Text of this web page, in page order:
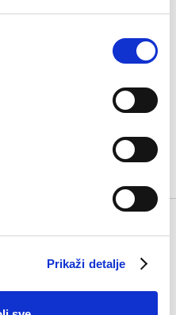
Prikaži detalje